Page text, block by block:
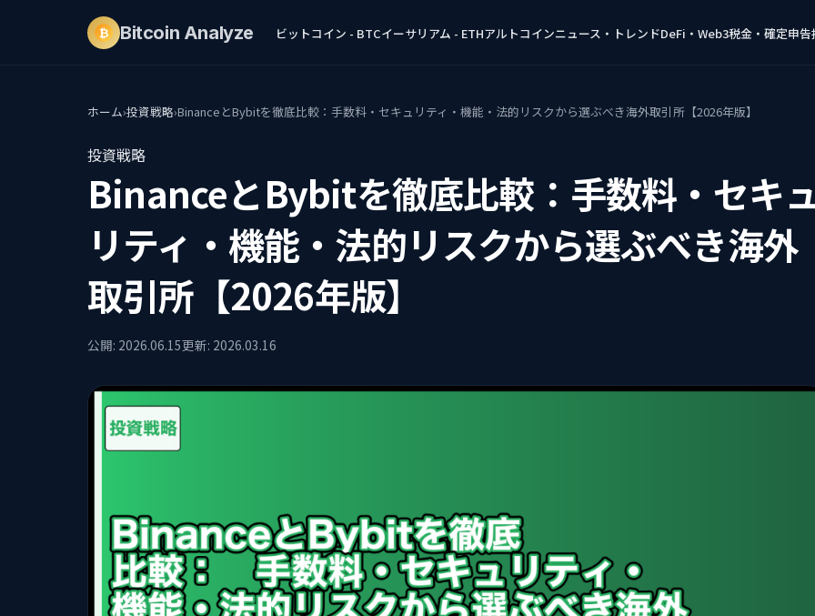
₿ Bitcoin Analyze ビットコイン - BTCイーサリアム - ETHアルトコインニュース・トレンドDeFi・Web3税金・確定申告
ホーム›投資戦略›BinanceとBybitを徹底比較：手数料・セキュリティ・機能・法的リスクから選ぶべき海外取引所【2026年版】
投資戦略
BinanceとBybitを徹底比較：手数料・セキ
リティ・機能・法的リスクから選ぶべき海外
取引所【2026年版】
公開: 2026.06.15更新: 2026.03.16